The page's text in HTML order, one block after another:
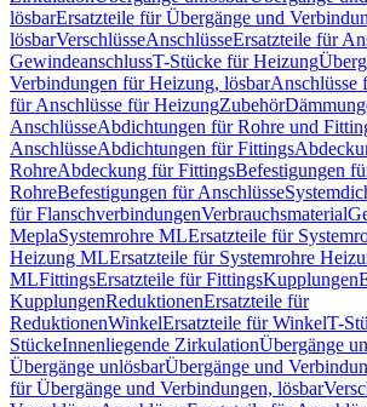
lösbarErsatzteile für Übergänge und
lösbarVerschlüsseAnschlüsseErsatzteile für
GewindeanschlussT-Stücke für Heizung
Verbindungen für Heizung, lösbarAnschlüsse
für Anschlüsse für HeizungZubehör
AnschlüsseAbdichtungen für Rohre und
AnschlüsseAbdichtungen für Fittings
RohreAbdeckung für FittingsBefestigungen
RohreBefestigungen für Anschlüsse
für FlanschverbindungenVerbrauchsmaterial
MeplaSystemrohre MLErsatzteile für
Heizung MLErsatzteile für Systemrohre
MLFittingsErsatzteile für FittingsKupplungen
KupplungenReduktionenErsatzteile für
ReduktionenWinkelErsatzteile für WinkelT-
StückeInnenliegende ZirkulationÜbergänge
Übergänge unlösbarÜbergänge und
für Übergänge und Verbindungen, lösbar